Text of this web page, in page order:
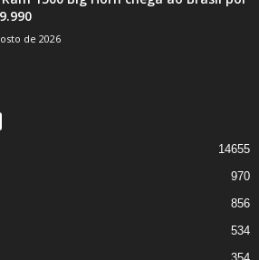
de 2026
14655
970
856
534